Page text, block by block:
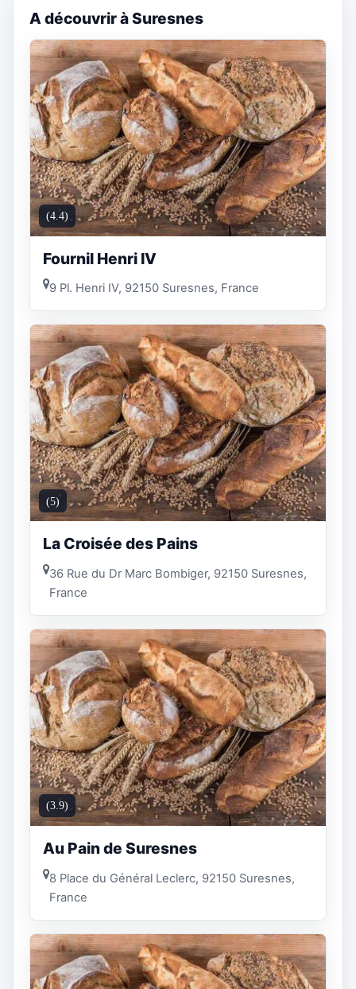
A découvrir à Suresnes
(4.4)
Fournil Henri IV
9 Pl. Henri IV, 92150 Suresnes, France
(5)
La Croisée des Pains
36 Rue du Dr Marc Bombiger, 92150 Suresnes,
France
(3.9)
Au Pain de Suresnes
8 Place du Général Leclerc, 92150 Suresnes,
France